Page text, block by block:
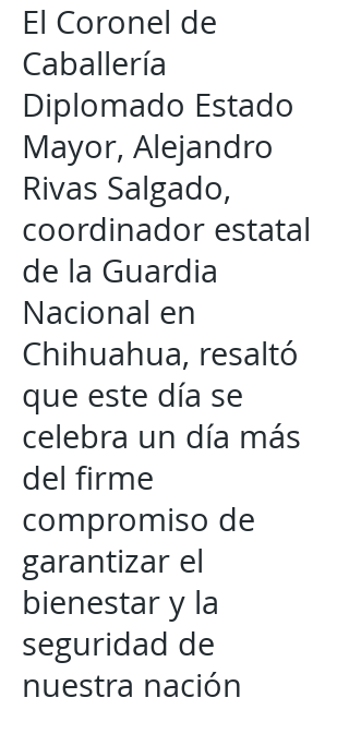
El Coronel de
Caballería
Diplomado Estado
Mayor, Alejandro
Rivas Salgado,
coordinador estatal
de la Guardia
Nacional en
Chihuahua, resaltó
que este día se
celebra un día más
del firme
compromiso de
garantizar el
bienestar y la
seguridad de
nuestra nación